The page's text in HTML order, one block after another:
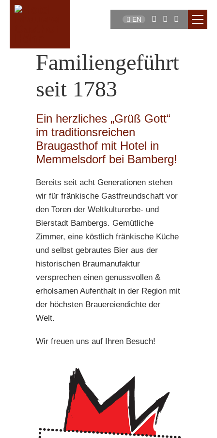
EN
Familiengeführt
seit 1783
Ein herzliches „Grüß Gott“
im traditionsreichen
Braugasthof mit Hotel in
Memmelsdorf bei Bamberg!
Bereits seit acht Generationen stehen
wir für fränkische Gastfreundschaft vor
den Toren der Weltkulturerbe- und
Bierstadt Bambergs. Gemütliche
Zimmer, eine köstlich fränkische Küche
und selbst gebrautes Bier aus der
historischen Braumanufaktur
versprechen einen genussvollen &
erholsamen Aufenthalt in der Region mit
der höchsten Brauereiendichte der
Welt.
Wir freuen uns auf Ihren Besuch!